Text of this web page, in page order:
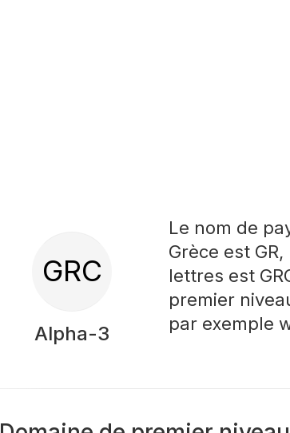
GRC
Alpha-3
Le nom de
Grèce est
lettres est
premier
par exemple